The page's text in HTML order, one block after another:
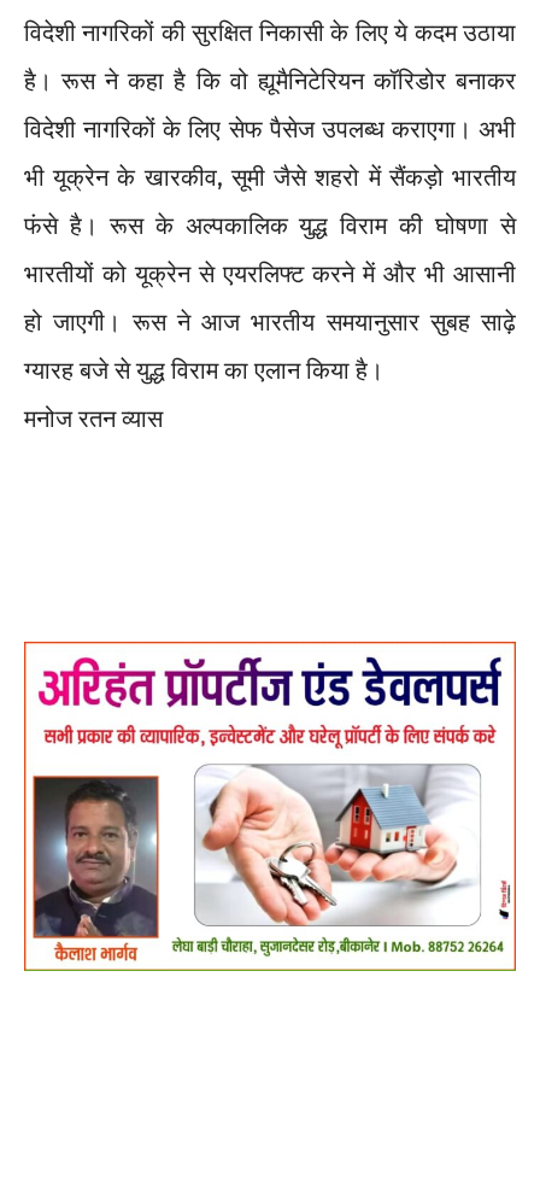
विदेशी नागरिकों की सुरक्षित निकासी के लिए ये कदम उठाया
है। रूस ने कहा है कि वो ह्यूमैनिटेरियन कॉरिडोर बनाकर
विदेशी नागरिकों के लिए सेफ पैसेज उपलब्ध कराएगा। अभी
भी यूक्रेन के खारकीव, सूमी जैसे शहरो में सैंकड़ो भारतीय
फंसे है। रूस के अल्पकालिक युद्ध विराम की घोषणा से
भारतीयों को यूक्रेन से एयरलिफ्ट करने में और भी आसानी
हो जाएगी। रूस ने आज भारतीय समयानुसार सुबह साढ़े
ग्यारह बजे से युद्ध विराम का एलान किया है।
मनोज रतन व्यास